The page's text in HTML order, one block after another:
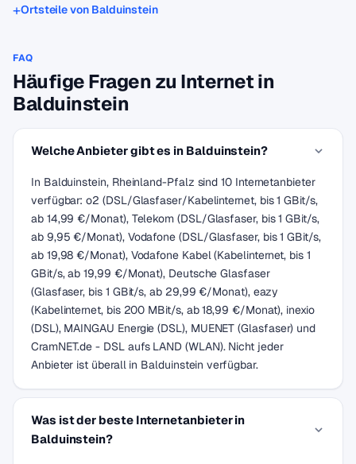
Ortsteile von Balduinstein
FAQ
Häufige Fragen zu Internet in
Balduinstein
Welche Anbieter gibt es in Balduinstein?
In Balduinstein, Rheinland-Pfalz sind 10 Internetanbieter
verfügbar: o2 (DSL/Glasfaser/Kabelinternet, bis 1 GBit/s,
ab 14,99 €/Monat), Telekom (DSL/Glasfaser, bis 1 GBit/s,
ab 9,95 €/Monat), Vodafone (DSL/Glasfaser, bis 1 GBit/s,
ab 19,98 €/Monat), Vodafone Kabel (Kabelinternet, bis 1
GBit/s, ab 19,99 €/Monat), Deutsche Glasfaser
(Glasfaser, bis 1 GBit/s, ab 29,99 €/Monat), eazy
(Kabelinternet, bis 200 MBit/s, ab 18,99 €/Monat), inexio
(DSL), MAINGAU Energie (DSL), MUENET (Glasfaser) und
CramNET.de - DSL aufs LAND (WLAN). Nicht jeder
Anbieter ist überall in Balduinstein verfügbar.
Was ist der beste Internetanbieter in
Balduinstein?